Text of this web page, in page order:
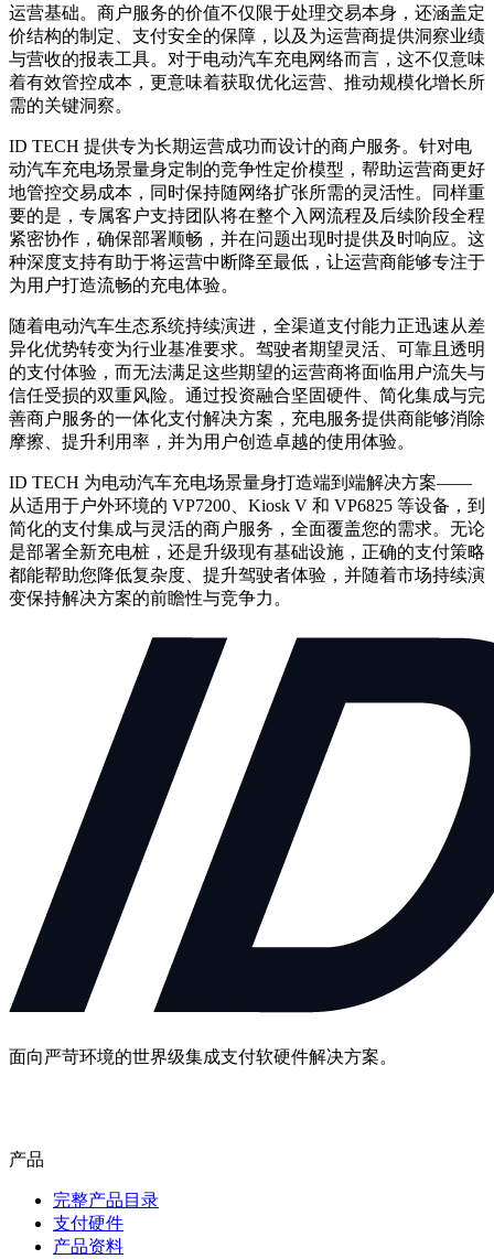
运营基础。商户服务的价值不仅限于处理交易本身，还涵盖定
价结构的制定、支付安全的保障，以及为运营商提供洞察业绩
与营收的报表工具。对于电动汽车充电网络而言，这不仅意味
着有效管控成本，更意味着获取优化运营、推动规模化增长所
需的关键洞察。
ID TECH 提供专为长期运营成功而设计的商户服务。针对电
动汽车充电场景量身定制的竞争性定价模型，帮助运营商更好
地管控交易成本，同时保持随网络扩张所需的灵活性。同样重
要的是，专属客户支持团队将在整个入网流程及后续阶段全程
紧密协作，确保部署顺畅，并在问题出现时提供及时响应。这
种深度支持有助于将运营中断降至最低，让运营商能够专注于
为用户打造流畅的充电体验。
随着电动汽车生态系统持续演进，全渠道支付能力正迅速从差
异化优势转变为行业基准要求。驾驶者期望灵活、可靠且透明
的支付体验，而无法满足这些期望的运营商将面临用户流失与
信任受损的双重风险。通过投资融合坚固硬件、简化集成与完
善商户服务的一体化支付解决方案，充电服务提供商能够消除
摩擦、提升利用率，并为用户创造卓越的使用体验。
ID TECH 为电动汽车充电场景量身打造端到端解决方案——
从适用于户外环境的 VP7200、Kiosk V 和 VP6825 等设备，到
简化的支付集成与灵活的商户服务，全面覆盖您的需求。无论
是部署全新充电桩，还是升级现有基础设施，正确的支付策略
都能帮助您降低复杂度、提升驾驶者体验，并随着市场持续演
变保持解决方案的前瞻性与竞争力。
面向严苛环境的世界级集成支付软硬件解决方案。
产品
完整产品目录
支付硬件
产品资料